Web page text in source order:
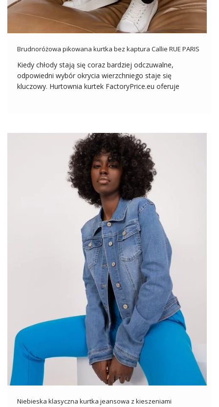
Brudnoróżowa pikowana kurtka bez kaptura Callie RUE PARIS
Kiedy chłody stają się coraz bardziej odczuwalne,
odpowiedni wybór okrycia wierzchniego staje się
kluczowy. Hurtownia kurtek FactoryPrice.eu oferuje
Niebieska klasyczna kurtka jeansowa z kieszeniami